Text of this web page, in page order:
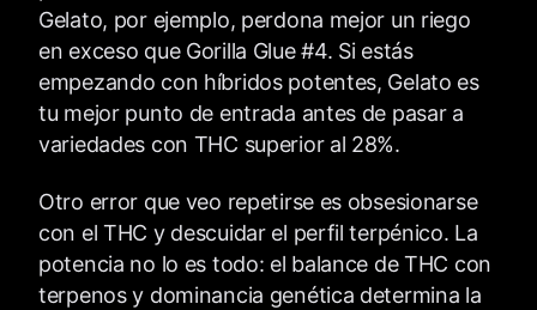
Gelato, por ejemplo, perdona mejor un riego
en exceso que Gorilla Glue #4. Si estás
empezando con híbridos potentes, Gelato es
tu mejor punto de entrada antes de pasar a
variedades con THC superior al 28%.
Otro error que veo repetirse es obsesionarse
con el THC y descuidar el perfil terpénico. La
potencia no lo es todo: el balance de THC con
terpenos y dominancia genética determina la